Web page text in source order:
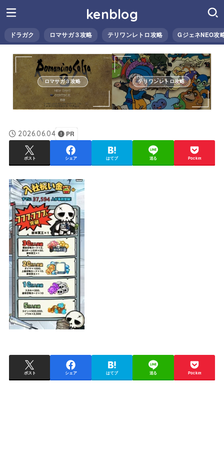
kenblog
ドラガク ロマサガ３攻略 テリワンレトロ攻略 GジェネNEO攻
ロマサガ３攻略 テリワンレトロ攻略
2026.06.04 PR
ポスト シェア はてブ 送る Pocket
ポスト シェア はてブ 送る Pocket